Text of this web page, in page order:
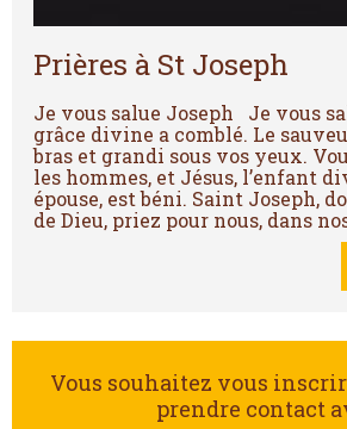
Prières à St Joseph
Je vous salue Joseph Je vous
grâce divine a comblé. Le
bras et grandi sous vos yeux.
les hommes, et Jésus, l’enfant
épouse, est béni. Saint Joseph,
de Dieu, priez pour nous, dans
Vous souhaitez vous
prendre contact